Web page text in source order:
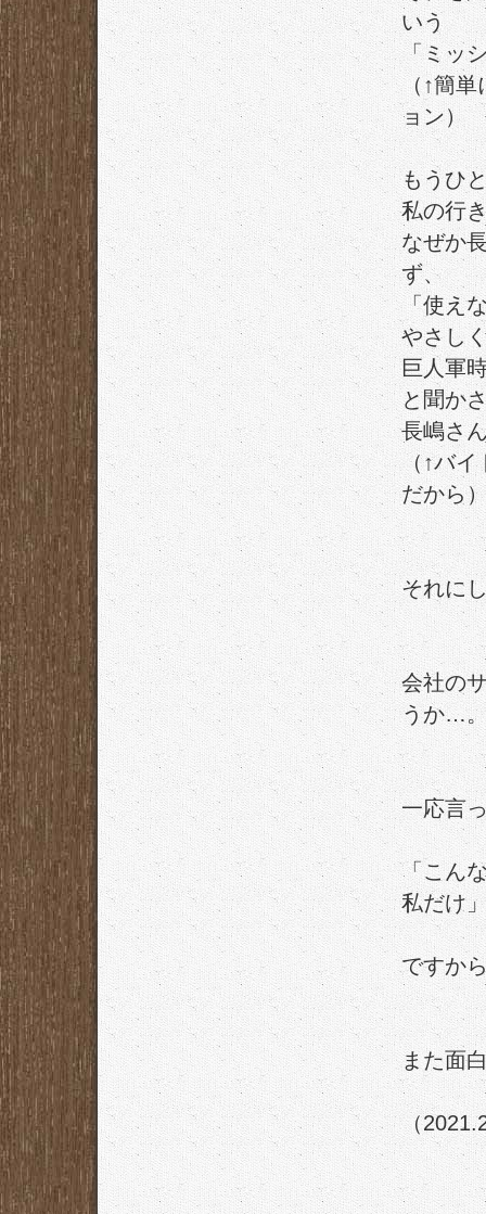
いう
「ミッ
（↑簡単
ョン）
もうひ
私の行
なぜか
ず、
「使え
やさし
巨人軍
と聞か
長嶋さ
（↑バ
だから
それに
会社の
うか…
一応言
「こん
私だけ
ですか
また面
（